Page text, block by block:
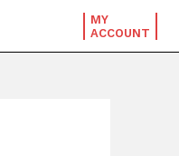
MY
ACCOUNT